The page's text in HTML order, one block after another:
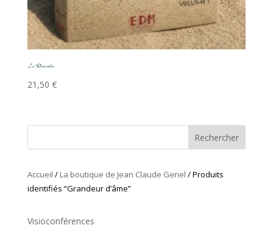
La Rencontre
21,50 €
Rechercher
Accueil / La boutique de Jean Claude Genel / Produits
identifiés “Grandeur d’âme”
Visioconférences